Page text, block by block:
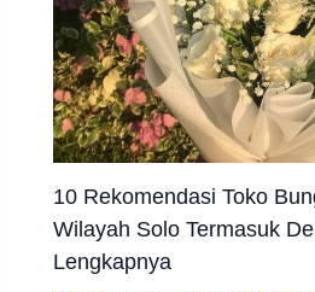
10 Rekomendasi Toko
Wilayah Solo Termasuk
Lengkapnya